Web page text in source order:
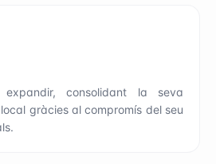
consolidant la seva
gràcies al compromís del seu